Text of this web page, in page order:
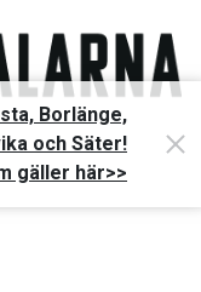
Borlänge,
och Säter!
gäller här>>